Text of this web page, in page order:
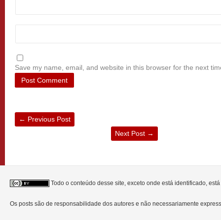
Save my name, email, and website in this browser for the next
← Previous Post
Next Post →
Todo o conteúdo desse site, exceto onde está identificado,
Os posts são de responsabilidade dos autores e não necessariamente